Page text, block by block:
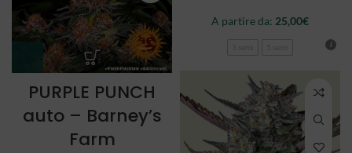
A partire da: 25,00€
PURPLE PUNCH
auto – Barney’s
Farm